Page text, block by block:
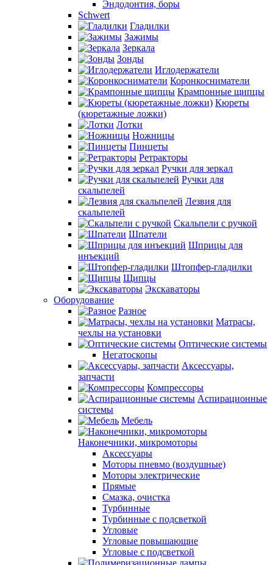
Эндодонтия, боры
Schwert
Гладилки
Зажимы
Зеркала
Зонды
Иглодержатели
Коронкосниматели
Крампонные щипцы
Кюреты
(кюретажные ложки)
Лотки
Ножницы
Пинцеты
Ретракторы
Ручки для зеркал
Ручки для
скальпелей
Лезвия для
скальпелей
Скальпели с ручкой
Шпатели
Шприцы для
инъекций
Штопфер-гладилки
Щипцы
Экскаваторы
Оборудование
Разное
Матрасы,
чехлы на установки
Оптические системы
Негатоскопы
Аксессуары,
запчасти
Компрессоры
Аспирационные
системы
Мебель
Наконечники, микромоторы
Аксессуары
Моторы пневмо (воздушные)
Моторы электрические
Прямые
Смазка, очистка
Турбинные
Турбинные с подсветкой
Угловые
Угловые повышающие
Угловые с подсветкой